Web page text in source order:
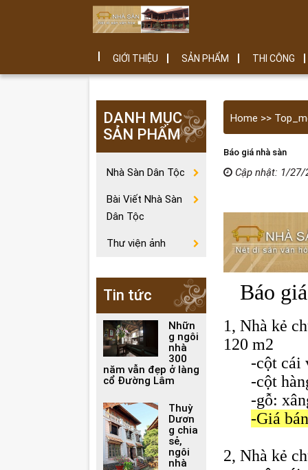
GIỚI THIỆU SẢN PHẨM THI CÔNG
Home >>
Báo giá nhà sàn
Cập nhật: 1/
Báo
1, Nhà kẻ
120 m2
-cột cái
-cột
-gỗ:
-Giá
2, Nhà kẻ
DANH MỤC
SẢN PHẨM
Nhà Sàn Dân Tộc
Bài Viết Nhà Sàn
Dân Tộc
Thư viện ảnh
Tin tức
Nhữn
g ngôi
nhà
300
năm vẫn đẹp ở làng
cổ Đường Lâm
Thuỳ
Dươn
g chia
sẻ,
ngôi
nhà